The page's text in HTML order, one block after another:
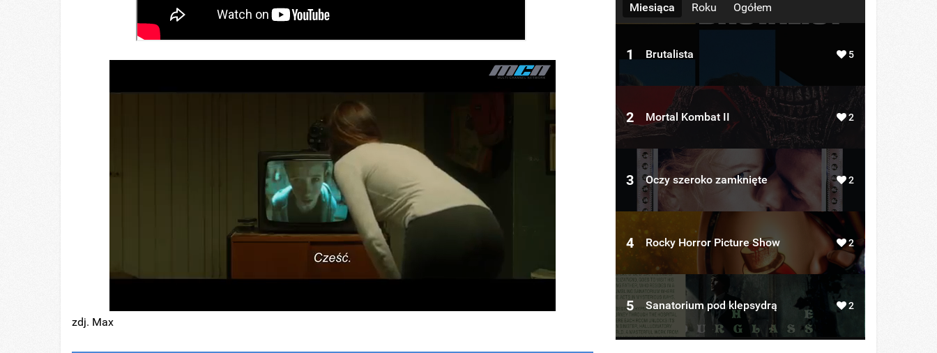
zdj. Max
Miesiąca Roku Ogółem
1 Brutalista 5
2 Mortal Kombat II 2
3 Oczy szeroko zamknięte 2
4 Rocky Horror Picture Show 2
5 Sanatorium pod klepsydrą 2